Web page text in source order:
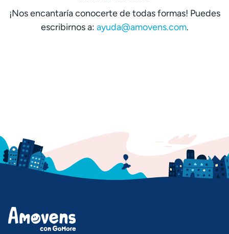
¡Nos encantaría conocerte de todas formas! Puedes
escribirnos a: ayuda@amovens.com.